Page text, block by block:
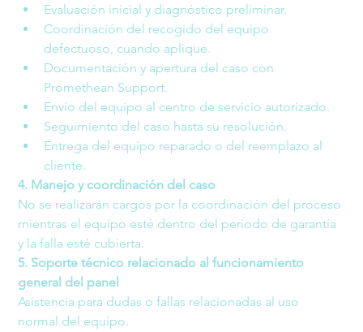
Evaluación inicial y diagnóstico preliminar.
Coordinación del recogido del equipo
defectuoso, cuando aplique.
Documentación y apertura del caso con
Promethean Support.
Envío del equipo al centro de servicio autorizado.
Seguimiento del caso hasta su resolución.
Entrega del equipo reparado o del reemplazo al
cliente.
4. Manejo y coordinación del caso
No se realizarán cargos por la coordinación del proceso
mientras el equipo esté dentro del periodo de garantía
y la falla esté cubierta.
5. Soporte técnico relacionado al funcionamiento
general del panel
Asistencia para dudas o fallas relacionadas al uso
normal del equipo.